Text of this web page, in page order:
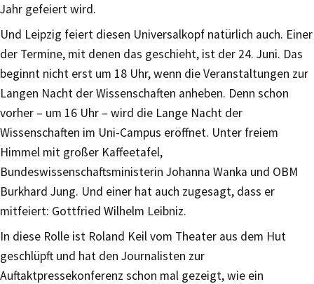
Jahr gefeiert wird.
Und Leipzig feiert diesen Universalkopf natürlich auch. Einer
der Termine, mit denen das geschieht, ist der 24. Juni. Das
beginnt nicht erst um 18 Uhr, wenn die Veranstaltungen zur
Langen Nacht der Wissenschaften anheben. Denn schon
vorher – um 16 Uhr – wird die Lange Nacht der
Wissenschaften im Uni-Campus eröffnet. Unter freiem
Himmel mit großer Kaffeetafel,
Bundeswissenschaftsministerin Johanna Wanka und OBM
Burkhard Jung. Und einer hat auch zugesagt, dass er
mitfeiert: Gottfried Wilhelm Leibniz.
In diese Rolle ist Roland Keil vom Theater aus dem Hut
geschlüpft und hat den Journalisten zur
Auftaktpressekonferenz schon mal gezeigt, wie ein